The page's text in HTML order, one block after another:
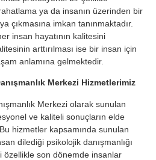
ya da insanın üzerinden bir
çıkmasına imkan tanınmaktadır.
insan hayatının kalitesini
arttırılması ise bir insan için
anlamına gelmektedir.
Merkezi Hizmetlerimiz
Merkezi olarak sunulan
ve kaliteli sonuçların elde
hizmetler kapsamında sunulan
dilediği psikolojik danışmanlığı
özellikle son dönemde insanlar